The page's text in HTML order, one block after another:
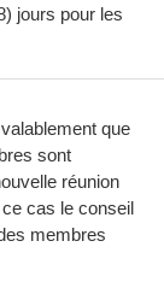
jours pour les
que
sont
réunion
cas le conseil
membres